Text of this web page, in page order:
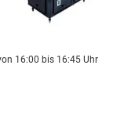
16:00 bis 16:45 Uhr